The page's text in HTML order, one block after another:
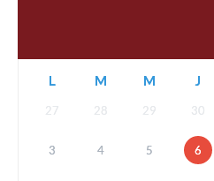
L M M J
27 28 29 30
3 4 5 6